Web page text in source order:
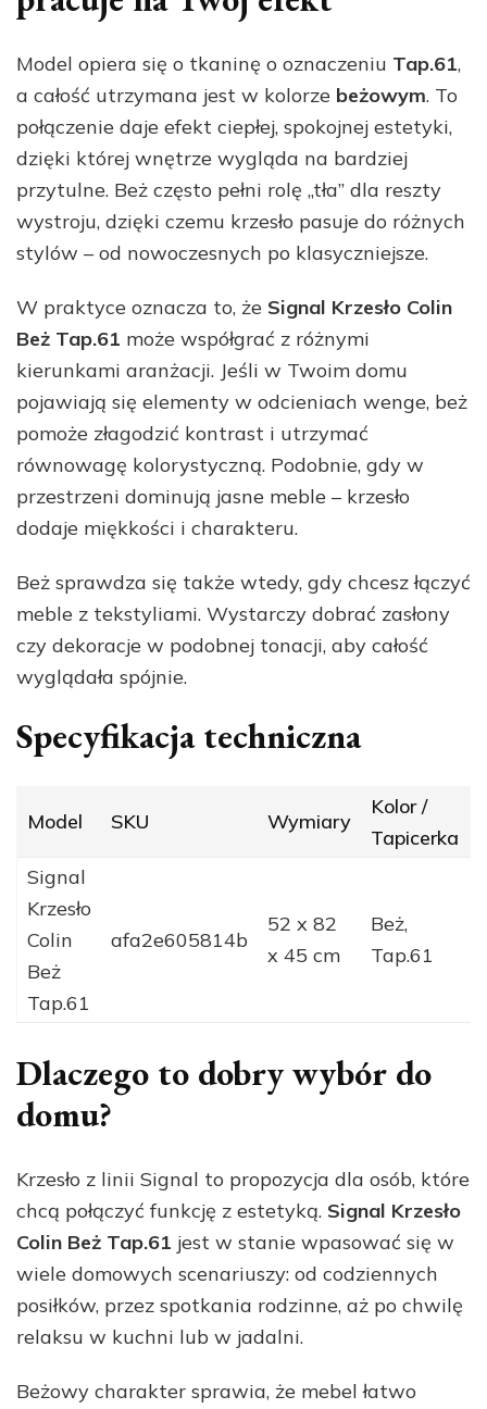
Model opiera się o tkaninę o oznaczeniu Tap.61,
a całość utrzymana jest w kolorze beżowym. To
połączenie daje efekt ciepłej, spokojnej estetyki,
dzięki której wnętrze wygląda na bardziej
przytulne. Beż często pełni rolę „tła” dla reszty
wystroju, dzięki czemu krzesło pasuje do różnych
stylów – od nowoczesnych po klasyczniejsze.
W praktyce oznacza to, że Signal Krzesło Colin
Beż Tap.61 może współgrać z różnymi
kierunkami aranżacji. Jeśli w Twoim domu
pojawiają się elementy w odcieniach wenge, beż
pomoże złagodzić kontrast i utrzymać
równowagę kolorystyczną. Podobnie, gdy w
przestrzeni dominują jasne meble – krzesło
dodaje miękkości i charakteru.
Beż sprawdza się także wtedy, gdy chcesz łączyć
meble z tekstyliami. Wystarczy dobrać zasłony
czy dekoracje w podobnej tonacji, aby całość
wyglądała spójnie.
Specyfikacja techniczna
Model SKU Wymiary
Kolor /
Tapicerka
Signal
Krzesło
Colin
Beż
Tap.61
afa2e605814b
52 x 82
x 45 cm
Beż,
Tap.61
Dlaczego to dobry wybór do
domu?
Krzesło z linii Signal to propozycja dla osób, które
chcą połączyć funkcję z estetyką. Signal Krzesło
Colin Beż Tap.61 jest w stanie wpasować się w
wiele domowych scenariuszy: od codziennych
posiłków, przez spotkania rodzinne, aż po chwilę
relaksu w kuchni lub w jadalni.
Beżowy charakter sprawia, że mebel łatwo